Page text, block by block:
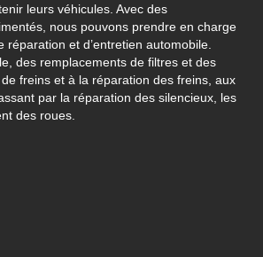
leurs véhicules. Avec des
nous pouvons prendre en charge
réparation et d’entretien automobile.
des remplacements de filtres et des
freins et à la réparation des freins, aux
par la réparation des silencieux, les
des roues.